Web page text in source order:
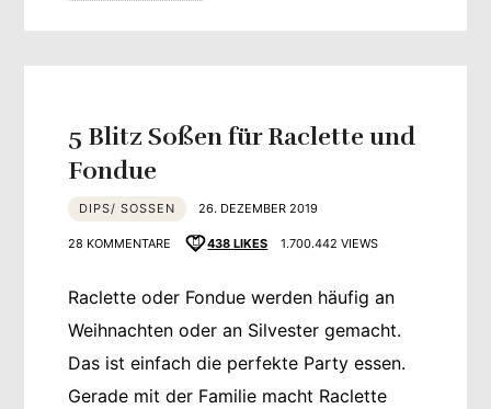
5 Blitz Soßen für Raclette und
Fondue
DIPS/ SOSSEN 26. DEZEMBER 2019
28 KOMMENTARE 438 LIKES 1.700.442 VIEWS
Raclette oder Fondue werden häufig an
Weihnachten oder an Silvester gemacht.
Das ist einfach die perfekte Party essen.
Gerade mit der Familie macht Raclette